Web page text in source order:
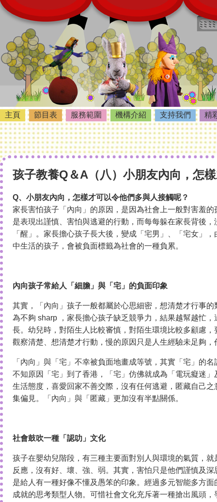
主頁 節目表 服務範圍 機構介紹 支持我們 精
孩子教養Q＆A（八）小朋友內向，怎
Q、小朋友內向，怎樣才可以令他們多與人接觸呢？
家長害怕孩子「內向」的原因，是因為社會上一般對害羞
是表現出謹慎、害怕與逃避的行動，而每每躲在家長背後
「醒」。家長擔心孩子長大後，變成「宅男」、「宅女」
中生活的孩子，會被負面標籤為社會的一種負累。
內向孩子常給人「細膽」與「宅」的負面印象
其實，「內向」孩子一般都屬於心思細密，想清楚才行事
為不夠 sharp ，家長擔心孩子缺乏競爭力，結果越幫越忙
長。幼兒時，對陌生人比較審慎，對陌生環境比較多顧慮
觀察清楚、想清楚才行動，慢的原因只是人生經驗未足夠
「內向」與「宅」不幸被負面地畫成等號，其實「宅」的
不知原因「宅」到了香港，「宅」仿佛就成為「電玩癡迷
生活態度，喜愛回家不善交際，沒有任何逃避，匿藏自己
集偏見。「內向」與「匿藏」更加沒有半點關係。
社會鼓吹一種「認叻」文化
孩子在嬰幼兒階段，有三種主要面對別人與環境的氣質，
反應，沒有好、壞、強、弱。其實，害怕只是他們謹慎及
是給人有一種好像不懂及愚笨的印象。經過多元智能多方
成就的思考類型人物。可惜社會文化充斥著一種搶出風頭